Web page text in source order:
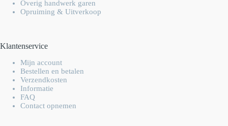
Overig handwerk garen
Opruiming & Uitverkoop
Klantenservice
Mijn account
Bestellen en betalen
Verzendkosten
Informatie
FAQ
Contact opnemen